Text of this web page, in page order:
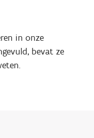
in onze
bevat ze